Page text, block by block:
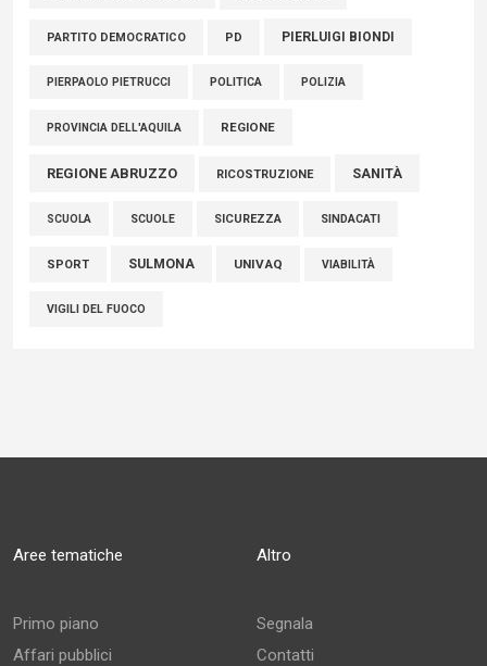
PARTITO DEMOCRATICO PD PIERLUIGI BIONDI
PIERPAOLO PIETRUCCI POLITICA POLIZIA
PROVINCIA DELL'AQUILA REGIONE
REGIONE ABRUZZO RICOSTRUZIONE SANITÀ
SCUOLA SCUOLE SICUREZZA SINDACATI
SPORT SULMONA UNIVAQ VIABILITÀ
VIGILI DEL FUOCO
Aree tematiche
Primo piano
Affari pubblici
Altro
Segnala
Contatti